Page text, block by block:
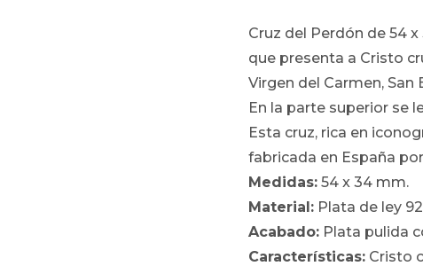
Cruz del Perdón de 54
que presenta a Cristo
Virgen del Carmen,
En la parte superior se
Esta cruz, rica en
fabricada en España
Medidas: 54 x 34 mm.
Material: Plata de ley
Acabado: Plata pulida
Características: Cristo